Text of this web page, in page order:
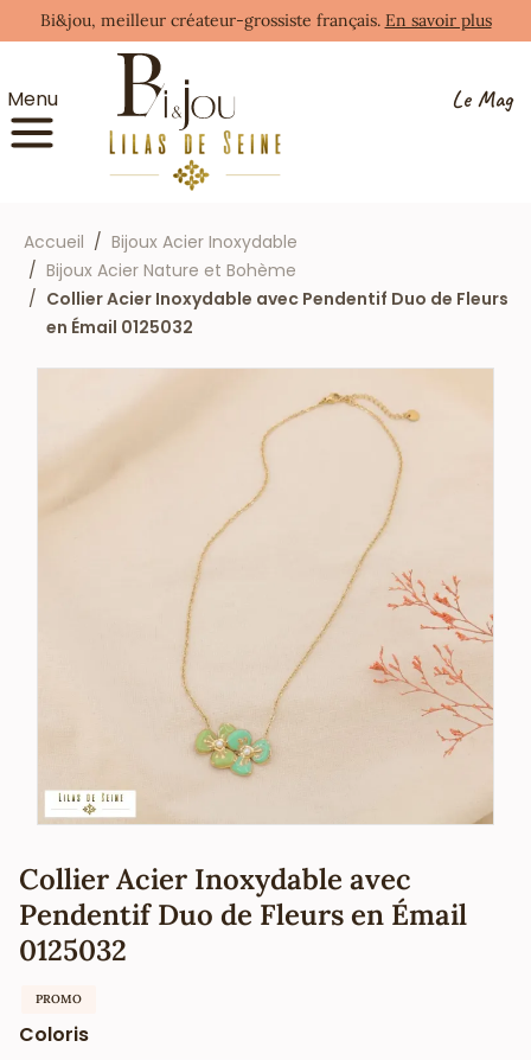
Bi&jou, meilleur créateur-grossiste français. En savoir plus
Menu Le Mag
Accueil
Bijoux Acier Inoxydable
Bijoux Acier Nature et Bohème
Collier Acier Inoxydable avec Pendentif Duo de Fleurs
en Émail 0125032
Collier Acier Inoxydable avec
Pendentif Duo de Fleurs en Émail
0125032
PROMO
Coloris